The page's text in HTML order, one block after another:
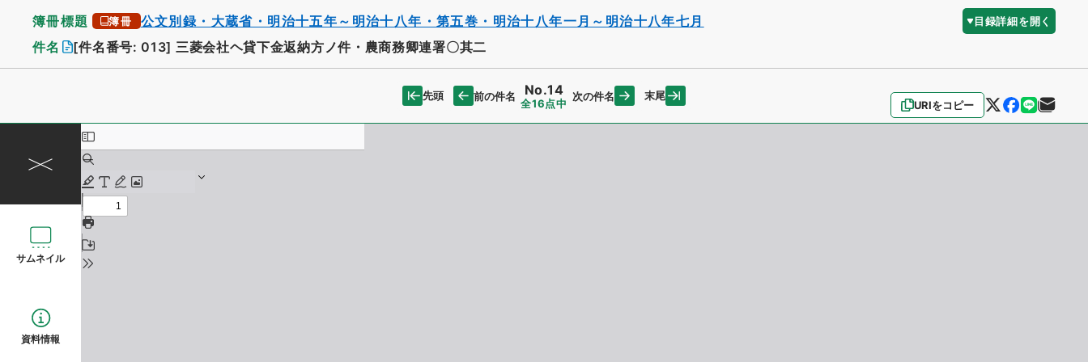
簿冊標題 簿冊 公文別録・大蔵省・明治十五年～明治十八年・第五巻・明治十八年一月～明治十八年七月 目録詳細を開く
件名 [件名番号: 013] 三菱会社ヘ貸下金返納方ノ件・農商務卿連署〇其二
URIをコピー
先頭 前の件名 No.14
全16点中
次の件名 末尾
サムネイル
資料情報